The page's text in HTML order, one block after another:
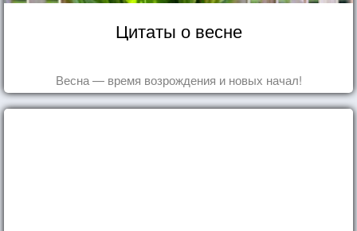
Цитаты о весне
Весна — время возрождения и новых начал!